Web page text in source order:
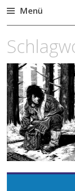
Menü
Inhalt